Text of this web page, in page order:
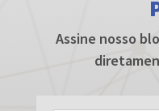
Assine nosso